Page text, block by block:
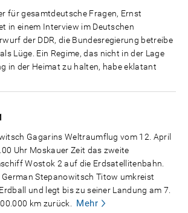
für gesamtdeutsche Fragen, Ernst
in einem Interview im Deutschen
der DDR, die Bundesregierung betreibe
Lüge. Ein Regime, das nicht in der Lage
in der Heimat zu halten, habe eklatant
Gagarins Weltraumflug vom 12. April
Uhr Moskauer Zeit das zweite
Wostok 2 auf die Erdsatellitenbahn.
Stepanowitsch Titow umkreist
und legt bis zu seiner Landung am 7.
km zurück.
Mehr